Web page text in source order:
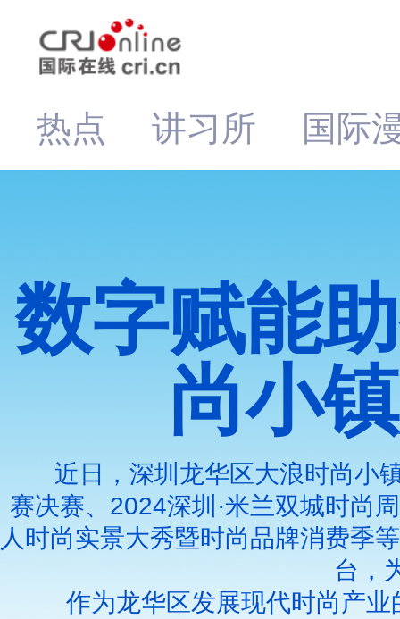
热点 讲习所 国际
数字赋能
尚小
近日，深圳龙华区大浪时尚小
赛决赛、2024深圳·米兰双城时尚
人时尚实景大秀暨时尚品牌消费季
台，
作为龙华区发展现代时尚产